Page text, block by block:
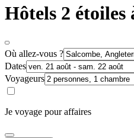
Hôtels 2 étoiles
Où allez-vous ?
Dates
Voyageurs
Je voyage pour affaires